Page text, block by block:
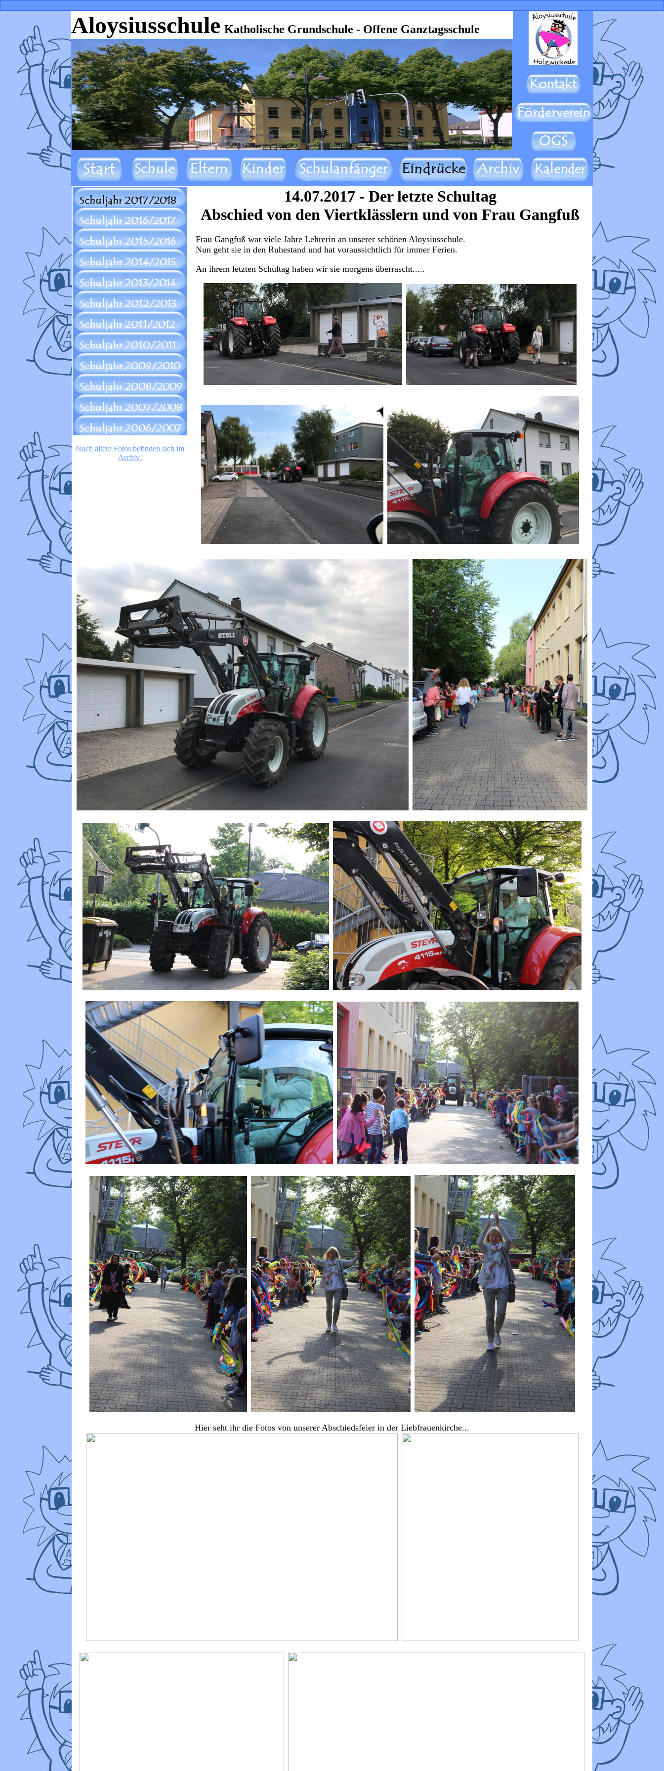
Aloysiusschule Katholische Grundschule - Offene Ganztagsschule
Noch ältere Fotos befinden sich im
Archiv!
14.07.2017 - Der letzte Schultag
Abschied von den Viertklässlern und von Frau Gangfuß
Frau Gangfuß war viele Jahre Lehrerin an unserer schönen Aloysiusschule.
Nun geht sie in den Ruhestand und hat voraussichtlich für immer Ferien.
An ihrem letzten Schultag haben wir sie morgens überrascht.....
Hier seht ihr die Fotos von unserer Abschiedsfeier in der Liebfrauenkirche...